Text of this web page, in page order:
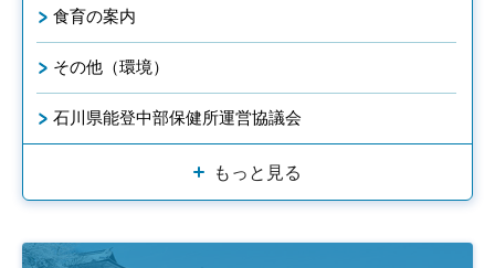
食育の案内
その他（環境）
石川県能登中部保健所運営協議会
もっと見る